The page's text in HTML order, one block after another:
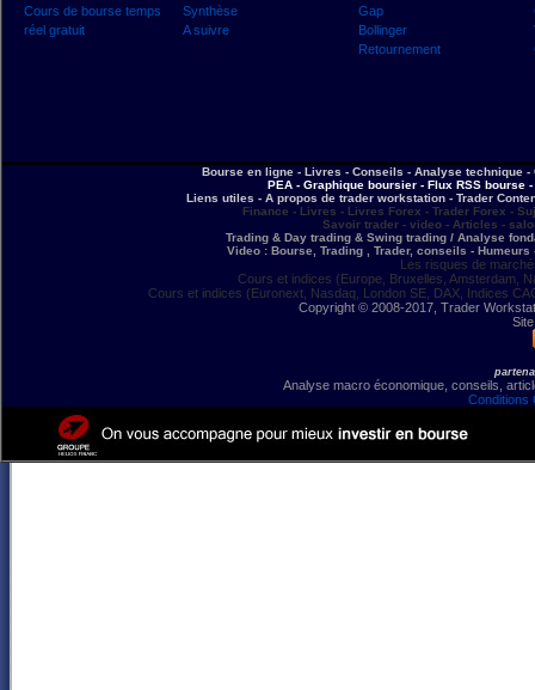
Cours de bourse temps
réel gratuit
Synthèse
A suivre
Gap
Bollinger
Retournement
Bourse en ligne - Livres - Conseils - Analyse technique
PEA - Graphique boursier - Flux RSS bourse
Liens utiles - A propos de trader workstation - Trader
Finance - Livres - Livres Forex - Trader Forex -
Savoir trader - video - Articles -
Trading & Day trading & Swing trading / Analyse
Video : Bourse, Trading , Trader, conseils -
Les risques de
Cours et indices (Europe, Bruxelles, Amsterdam,
Cours et indices (Euronext, Nasdaq, London SE, DAX, Indices
Copyright © 2008-2017, Trader
Analyse macro économique, conseils,
Conditions